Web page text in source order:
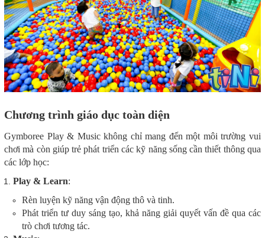
Chương trình giáo dục toàn diện
Gymboree Play & Music không chỉ mang đến một môi trường vui
chơi mà còn giúp trẻ phát triển các kỹ năng sống cần thiết thông qua
các lớp học:
Play & Learn:
Rèn luyện kỹ năng vận động thô và tinh.
Phát triển tư duy sáng tạo, khả năng giải quyết vấn đề qua các
trò chơi tương tác.